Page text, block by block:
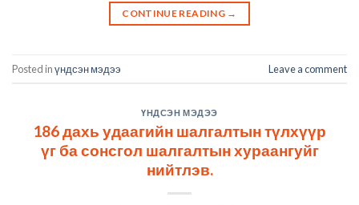
CONTINUE READING →
Posted inүндсэн мэдээ Leave a comment
ҮНДСЭН МЭДЭЭ
186 дахь удаагийн шалгалтын түлхүүр
үг ба сонсгол шалгалтын хураангуйг
нийтлэв.